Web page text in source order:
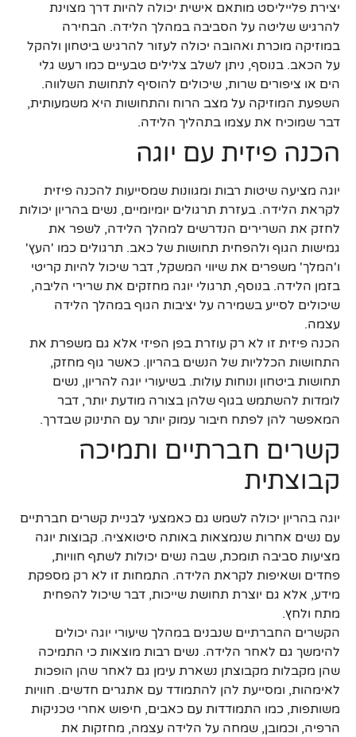
יצירת פלייליסט מותאם אישית יכולה להיות דרך מצוינת
להרגיש שליטה על הסביבה במהלך הלידה. הבחירה
במוזיקה מוכרת ואהובה יכולה לעזור להרגיש ביטחון ולהקל
על הכאב. בנוסף, ניתן לשלב צלילים טבעיים כמו רעש גלי
הים או ציפורים שרות, שיכולים להוסיף לתחושת השלווה.
השפעת המוזיקה על מצב הרוח והתחושות היא משמעותית,
דבר שמוכיח את עצמו בתהליך הלידה.
הכנה פיזית עם יוגה
יוגה מציעה שיטות רבות ומגוונות שמסייעות להכנה פיזית
לקראת הלידה. בעזרת תרגולים יומיומיים, נשים בהריון יכולות
לחזק את השרירים הנדרשים למהלך הלידה, לשפר את
גמישות הגוף ולהפחית תחושות של כאב. תרגולים כמו 'העץ'
ו'המלך' משפרים את שיווי המשקל, דבר שיכול להיות קריטי
בזמן הלידה. בנוסף, תרגולי יוגה מחזקים את שרירי הליבה,
שיכולים לסייע בשמירה על יציבות הגוף במהלך הלידה
עצמה.
הכנה פיזית זו לא רק עוזרת בפן הפיזי אלא גם משפרת את
התחושות הכלליות של הנשים בהריון. כאשר גוף מחזק,
תחושות ביטחון ונוחות עולות. בשיעורי יוגה להריון, נשים
לומדות להשתמש בגוף שלהן בצורה מודעת יותר, דבר
המאפשר להן לפתח חיבור עמוק יותר עם התינוק שבדרך.
קשרים חברתיים ותמיכה
קבוצתית
יוגה בהריון יכולה לשמש גם כאמצעי לבניית קשרים חברתיים
עם נשים אחרות שנמצאות באותה סיטואציה. קבוצות יוגה
מציעות סביבה תומכת, שבה נשים יכולות לשתף חוויות,
פחדים ושאיפות לקראת הלידה. התמחות זו לא רק מספקת
מידע, אלא גם יוצרת תחושת שייכות, דבר שיכול להפחית
מתח ולחץ.
הקשרים החברתיים שנבנים במהלך שיעורי יוגה יכולים
להימשך גם לאחר הלידה. נשים רבות מוצאות כי התמיכה
שהן מקבלות מקבוצתן נשארת עימן גם לאחר שהן הופכות
לאימהות, ומסייעת להן להתמודד עם אתגרים חדשים. חוויות
משותפות, כמו התמודדות עם כאבים, חיפוש אחרי טכניקות
הרפיה, וכמובן, שמחה על הלידה עצמה, מחזקות את